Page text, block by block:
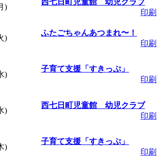
づる号乗車体
づくり」」 受
姫のこびる塾
なづる号乗車体
づくり」」 受
)
西七日町児童館 幼児クラブ
印刷
)
ふたごちゃんあつまれ〜！
印刷
)
子育て支援「すきっぷ」
印刷
)
西七日町児童館 幼児クラブ
印刷
)
子育て支援「すきっぷ」
印刷